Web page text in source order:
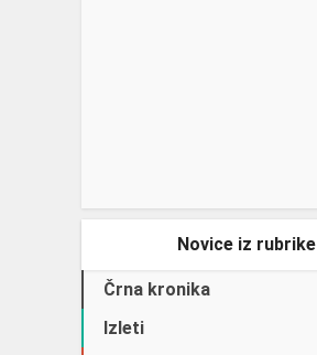
Novice iz rubrike
Črna kronika
Izleti